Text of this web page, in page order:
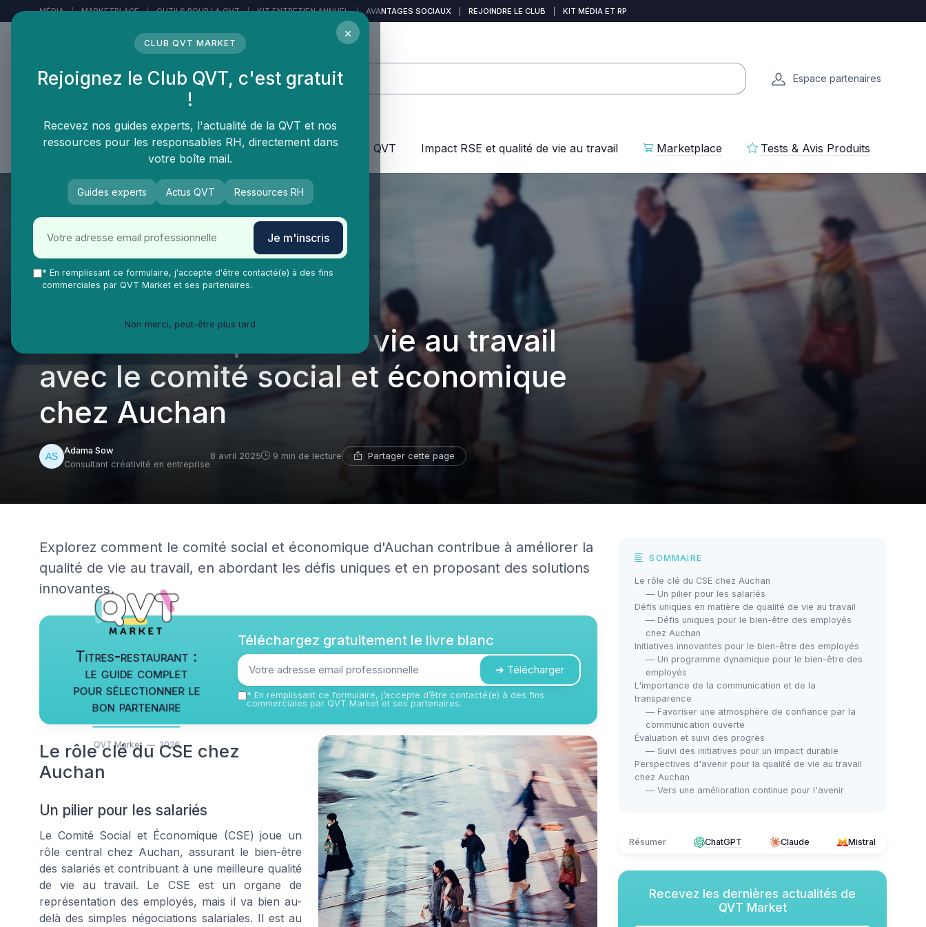
MÉDIA | MARKETPLACE | OUTILS POUR LA QVT | KIT ENTRETIEN ANNUEL | AVANTAGES SOCIAUX REJOINDRE LE CLUB KIT MÉDIA ET RP
LE MÉDIA DES
Espace partenaires
Vie Ma Vie dans la QVT Tendances QVT Enjeux dans la QVT Impact RSE et qualité de vie au travail Marketplace Tests & Avis Produits
Améliorer la qualité de vie au travail
avec le comité social et économique
chez Auchan
Adama Sow
Consultant créativité en entreprise
8 avril 2025 9 min de lecture Partager cette page
Explorez comment le comité social et économique d'Auchan contribue à améliorer la
qualité de vie au travail, en abordant les défis uniques et en proposant des solutions
innovantes.
Titres-restaurant :
le guide complet
pour sélectionner le
bon partenaire
QVT Market — 2026
Téléchargez gratuitement le livre blanc
➔ Télécharger
* En remplissant ce formulaire, j’accepte d’être contacté(e) à des fins
commerciales par QVT Market et ses partenaires.
Le rôle clé du CSE chez
Auchan
Un pilier pour les salariés
Le Comité Social et Économique (CSE) joue un
rôle central chez Auchan, assurant le bien-être
des salariés et contribuant à une meilleure qualité
de vie au travail. Le CSE est un organe de
représentation des employés, mais il va bien au-
delà des simples négociations salariales. Il est au
SOMMAIRE
Le rôle clé du CSE chez Auchan
— Un pilier pour les salariés
Défis uniques en matière de qualité de vie au travail
— Défis uniques pour le bien-être des employés
chez Auchan
Initiatives innovantes pour le bien-être des employés
— Un programme dynamique pour le bien-être des
employés
L'importance de la communication et de la
transparence
— Favoriser une atmosphère de confiance par la
communication ouverte
Évaluation et suivi des progrès
— Suivi des initiatives pour un impact durable
Perspectives d'avenir pour la qualité de vie au travail
chez Auchan
— Vers une amélioration continue pour l'avenir
Résumer ChatGPT Claude Mistral
Recevez les dernières actualités de
QVT Market
×
CLUB QVT MARKET
Rejoignez le Club QVT, c'est gratuit
!
Recevez nos guides experts, l'actualité de la QVT et nos
ressources pour les responsables RH, directement dans
votre boîte mail.
Guides experts Actus QVT Ressources RH
Je m'inscris
* En remplissant ce formulaire, j'accepte d'être contacté(e) à des fins
commerciales par QVT Market et ses partenaires.
Non merci, peut-être plus tard
Panneau de gestion des cookies